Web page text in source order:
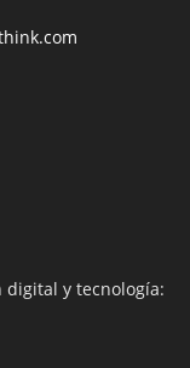
y tecnología: